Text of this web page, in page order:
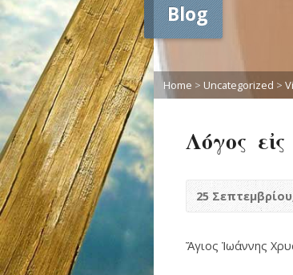
Blog
Home > Uncategorized >
Λόγος
25
Ἅγιος Ἰωάννης